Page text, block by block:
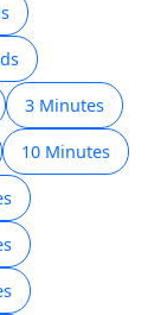
3 Minutes
10 Minutes